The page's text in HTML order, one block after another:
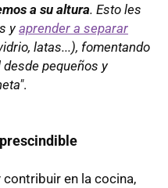
a su altura. Esto les
yaprender a separar
latas...), fomentando
pequeños y
.
en la cocina,